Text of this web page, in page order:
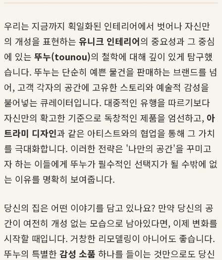
우리는 지금까지 획일화된 인테리어에서 벗어나 자신만
의 개성을 표현하는 유니크 인테리어의 중요성과 그 중심
에 있는 뚜누(tounou)의 철학에 대해 깊이 있게 탐구했
습니다. 뚜누는 단순히 예쁜 물건을 판매하는 브랜드를 넘
어, 고객 각자의 공간에 고유한 스토리와 예술적 감성을
불어넣는 큐레이터입니다. 대중적인 유행을 따르기보다
자신만의 확고한 기준으로 독창적인 제품을 엄선하고, 아
트라미 디자인과 같은 아티스트와의 협업을 통해 그 가치
를 극대화합니다. 이러한 전략은 '나만의 공간'을 꾸미고
자 하는 이들에게 뚜누가 필수적인 선택지가 될 수밖에 없
는 이유를 명확히 보여줍니다.
당신의 집은 어떤 이야기를 담고 있나요? 만약 당신의 공
간이 여전히 개성 없는 모습으로 남아있다면, 이제 변화를
시작할 때입니다. 거창한 리모델링이 아니어도 좋습니다.
뚜누의 특별한 감성 소품 하나를 들이는 것만으로도 당신